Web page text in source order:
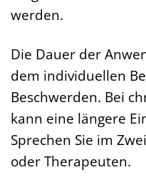
werden.
Die Dauer der
dem individuellen
Beschwerden. Bei
kann eine längere
Sprechen Sie im
oder Therapeuten.